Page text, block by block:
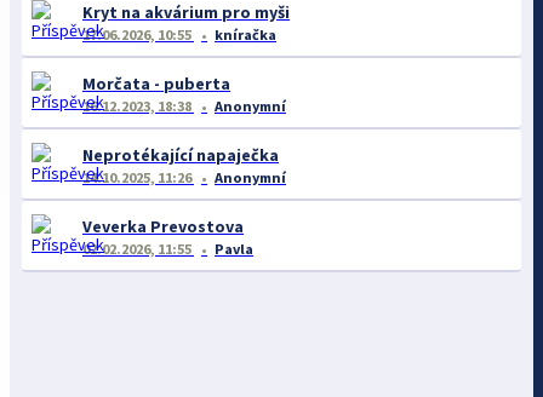
Kryt na akvárium pro myši
17.06.2026, 10:55 kníračka
Morčata - puberta
16.12.2023, 18:38 Anonymní
Neprotékající napaječka
14.10.2025, 11:26 Anonymní
Veverka Prevostova
02.02.2026, 11:55 Pavla